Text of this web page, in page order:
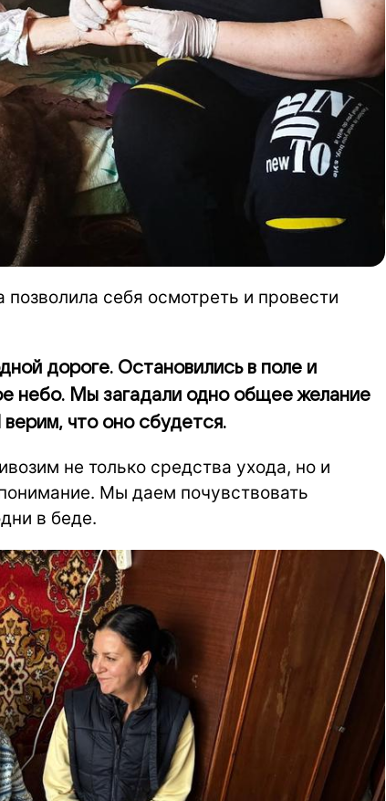
себя осмотреть и провести
дороге. Остановились в поле и
небо. Мы загадали одно общее желание
что оно сбудется.
не только средства ухода, но и
Мы даем почувствовать
в беде.